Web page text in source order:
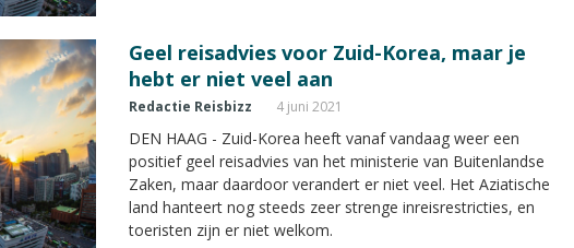
Geel reisadvies voor Zuid-Korea, maar je
hebt er niet veel aan
Redactie Reisbizz 4 juni 2021
DEN HAAG - Zuid-Korea heeft vanaf vandaag weer een
positief geel reisadvies van het ministerie van Buitenlandse
Zaken, maar daardoor verandert er niet veel. Het Aziatische
land hanteert nog steeds zeer strenge inreisrestricties, en
toeristen zijn er niet welkom.